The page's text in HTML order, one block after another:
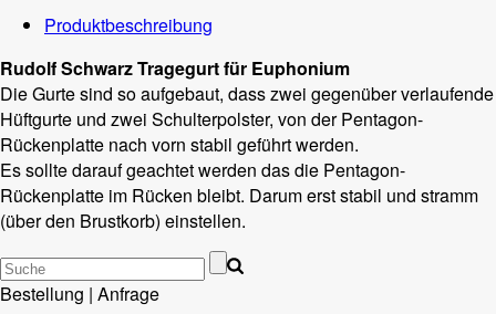
Produktbeschreibung
Rudolf Schwarz Tragegurt für Euphonium
Die Gurte sind so aufgebaut, dass zwei gegenüber verlaufende
Hüftgurte und zwei Schulterpolster, von der Pentagon-
Rückenplatte nach vorn stabil geführt werden.
Es sollte darauf geachtet werden das die Pentagon-
Rückenplatte im Rücken bleibt. Darum erst stabil und stramm
(über den Brustkorb) einstellen.
Bestellung | Anfrage